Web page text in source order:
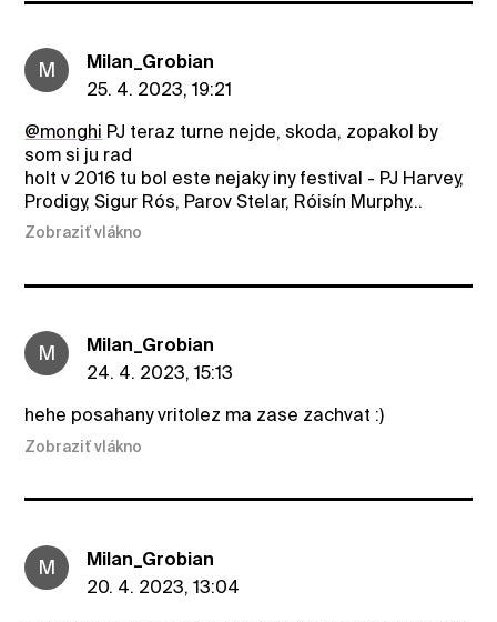
M
Milan_Grobian
25. 4. 2023, 19:21
@monghi PJ teraz turne nejde, skoda, zopakol by
som si ju rad
holt v 2016 tu bol este nejaky iny festival - PJ Harvey,
Prodigy, Sigur Rós, Parov Stelar, Róisín Murphy...
Zobraziť vlákno
M
Milan_Grobian
24. 4. 2023, 15:13
hehe posahany vritolez ma zase zachvat :)
Zobraziť vlákno
M
Milan_Grobian
20. 4. 2023, 13:04